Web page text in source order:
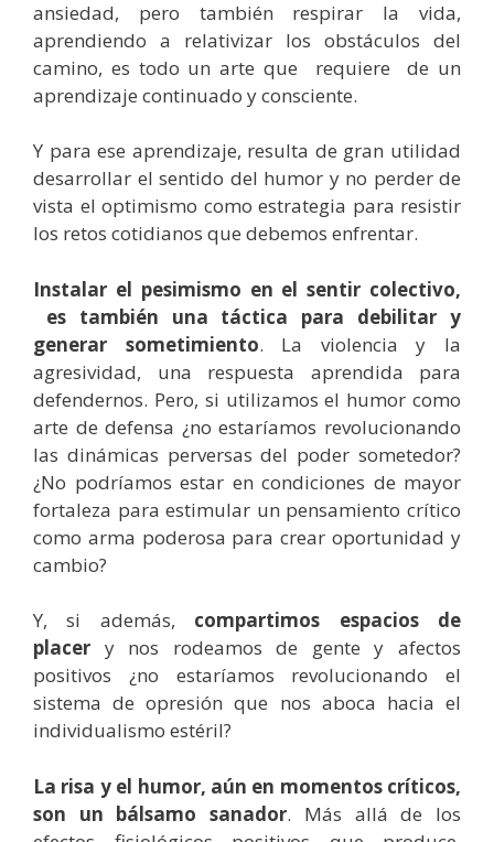
ansiedad, pero también respirar la vida,
aprendiendo a relativizar los obstáculos del
camino, es todo un arte que requiere de un
aprendizaje continuado y consciente.
Y para ese aprendizaje, resulta de gran utilidad
desarrollar el sentido del humor y no perder de
vista el optimismo como estrategia para resistir
los retos cotidianos que debemos enfrentar.
Instalar el pesimismo en el sentir colectivo,
es también una táctica para debilitar y
generar sometimiento. La violencia y la
agresividad, una respuesta aprendida para
defendernos. Pero, si utilizamos el humor como
arte de defensa ¿no estaríamos revolucionando
las dinámicas perversas del poder sometedor?
¿No podríamos estar en condiciones de mayor
fortaleza para estimular un pensamiento crítico
como arma poderosa para crear oportunidad y
cambio?
Y, si además, compartimos espacios de
placer y nos rodeamos de gente y afectos
positivos ¿no estaríamos revolucionando el
sistema de opresión que nos aboca hacia el
individualismo estéril?
La risa y el humor, aún en momentos críticos,
son un bálsamo sanador. Más allá de los